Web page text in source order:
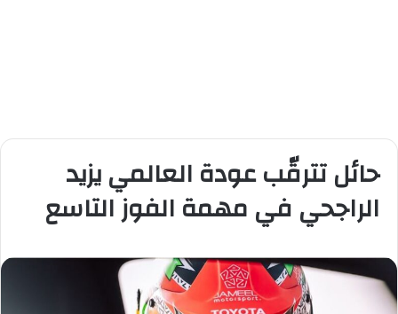
حائل تترقّب عودة العالمي يزيد
الراجحي في مهمة الفوز التاسع